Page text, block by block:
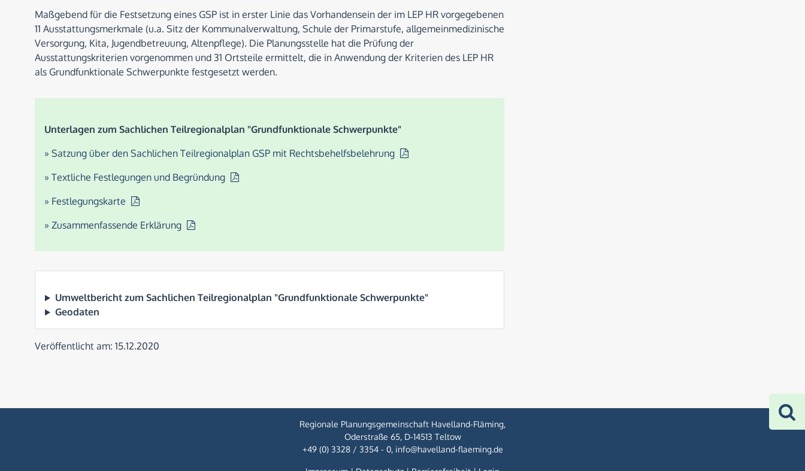
Maßgebend für die Festsetzung eines GSP ist in erster Linie das Vorhandensein der im LEP HR vorgegebenen
11 Ausstattungsmerkmale (u.a. Sitz der Kommunalverwaltung, Schule der Primarstufe, allgemeinmedizinische
Versorgung, Kita, Jugendbetreuung, Altenpflege). Die Planungsstelle hat die Prüfung der
Ausstattungskriterien vorgenommen und 31 Ortsteile ermittelt, die in Anwendung der Kriterien des LEP HR
als Grundfunktionale Schwerpunkte festgesetzt werden.
Unterlagen zum Sachlichen Teilregionalplan "Grundfunktionale Schwerpunkte"
» Satzung über den Sachlichen Teilregionalplan GSP mit Rechtsbehelfsbelehrung
» Textliche Festlegungen und Begründung
» Festlegungskarte
» Zusammenfassende Erklärung
Umweltbericht zum Sachlichen Teilregionalplan "Grundfunktionale Schwerpunkte"
Geodaten
Veröffentlicht am: 15.12.2020
Regionale Planungsgemeinschaft Havelland-Fläming,
Oderstraße 65, D-14513 Teltow
+49 (0) 3328 / 3354 - 0, info@havelland-flaeming.de